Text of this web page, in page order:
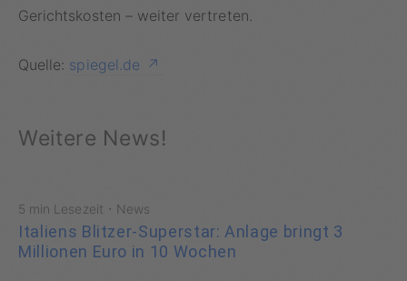
Gerichtskosten – weiter vertreten.
Quelle: spiegel.de
Weitere News!
5 min Lesezeit · News
Italiens Blitzer-Superstar: Anlage bringt 3
Millionen Euro in 10 Wochen